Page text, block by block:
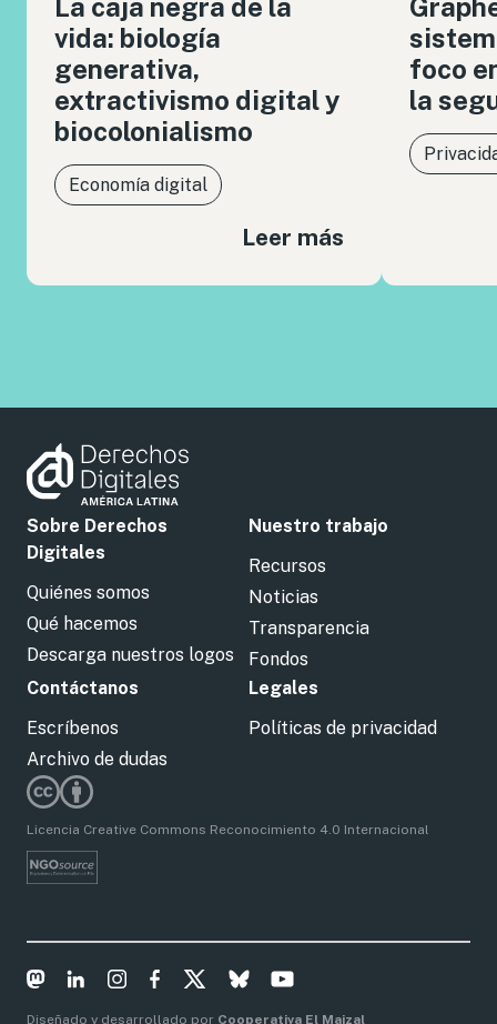
La caja negra de la
vida: biología
generativa,
extractivismo digital y
biocolonialismo
Economía digital
Leer más
foco
la
Sobre Derechos
Digitales
Quiénes somos
Qué hacemos
Descarga nuestros logos
Nuestro trabajo
Recursos
Noticias
Transparencia
Fondos
Contáctanos
Escríbenos
Archivo de dudas
Legales
Políticas de privacidad
Licencia Creative Commons Reconocimiento 4.0 Internacional
Diseñado y desarrollado por Cooperativa El Maizal